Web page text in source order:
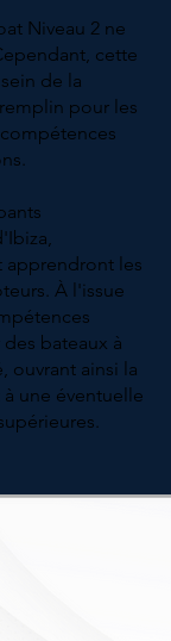
Niveau 2 ne
cette
de la
pour les
apprendront les
À l'issue
bateaux à
ouvrant ainsi la
une éventuelle